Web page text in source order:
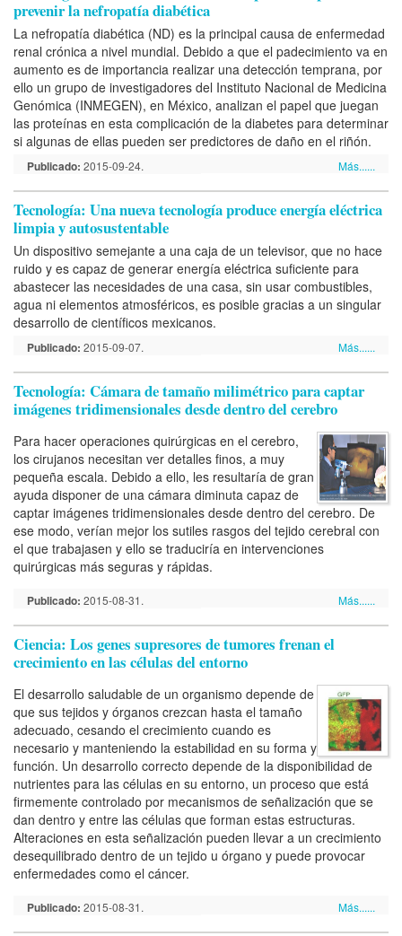
prevenir la nefropatía diabética
La nefropatía diabética (ND) es la principal causa de enfermedad
renal crónica a nivel mundial. Debido a que el padecimiento va en
aumento es de importancia realizar una detección temprana, por
ello un grupo de investigadores del Instituto Nacional de Medicina
Genómica (INMEGEN), en México, analizan el papel que juegan
las proteínas en esta complicación de la diabetes para determinar
si algunas de ellas pueden ser predictores de daño en el riñón.
Publicado: 2015-09-24. Más......
Tecnología: Una nueva tecnología produce energía eléctrica
limpia y autosustentable
Un dispositivo semejante a una caja de un televisor, que no hace
ruido y es capaz de generar energía eléctrica suficiente para
abastecer las necesidades de una casa, sin usar combustibles,
agua ni elementos atmosféricos, es posible gracias a un singular
desarrollo de científicos mexicanos.
Publicado: 2015-09-07. Más......
Tecnología: Cámara de tamaño milimétrico para captar
imágenes tridimensionales desde dentro del cerebro
Para hacer operaciones quirúrgicas en el cerebro,
los cirujanos necesitan ver detalles finos, a muy
pequeña escala. Debido a ello, les resultaría de gran
ayuda disponer de una cámara diminuta capaz de
captar imágenes tridimensionales desde dentro del cerebro. De
ese modo, verían mejor los sutiles rasgos del tejido cerebral con
el que trabajasen y ello se traduciría en intervenciones
quirúrgicas más seguras y rápidas.
Publicado: 2015-08-31. Más......
Ciencia: Los genes supresores de tumores frenan el
crecimiento en las células del entorno
El desarrollo saludable de un organismo depende de
que sus tejidos y órganos crezcan hasta el tamaño
adecuado, cesando el crecimiento cuando es
necesario y manteniendo la estabilidad en su forma y
función. Un desarrollo correcto depende de la disponibilidad de
nutrientes para las células en su entorno, un proceso que está
firmemente controlado por mecanismos de señalización que se
dan dentro y entre las células que forman estas estructuras.
Alteraciones en esta señalización pueden llevar a un crecimiento
desequilibrado dentro de un tejido u órgano y puede provocar
enfermedades como el cáncer.
Publicado: 2015-08-31. Más......